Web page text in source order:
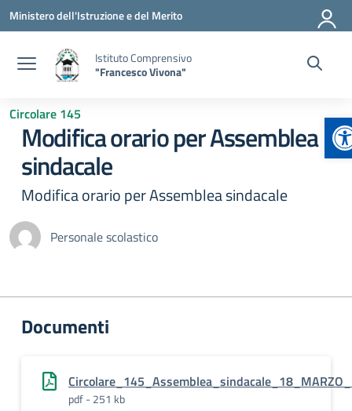
Vai ai contenuti
Vai al menu di navigazione
Vai al footer
Ministero dell'Istruzione e del Merito
Istituto Comprensivo
"Francesco Vivona"
Circolare 145
Modifica orario per Assemblea
sindacale
Modifica orario per Assemblea sindacale
Personale scolastico
Documenti
pdf - 251 kb